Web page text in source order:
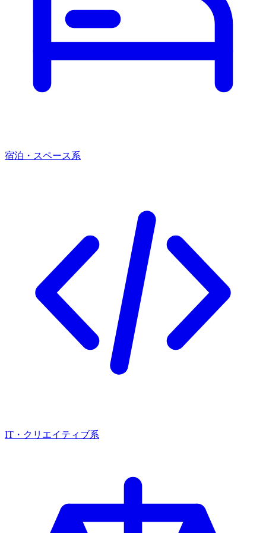
宿泊・スペース系
IT・クリエイティブ系